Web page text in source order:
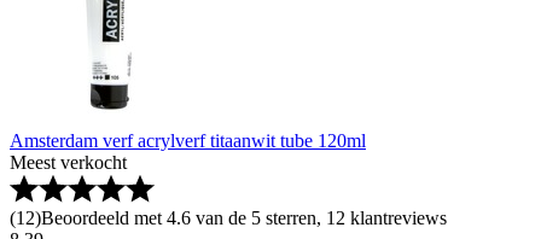
Amsterdam verf acrylverf titaanwit tube 120ml
Meest verkocht
(12)Beoordeeld met 4.6 van de 5 sterren, 12 klantreviews